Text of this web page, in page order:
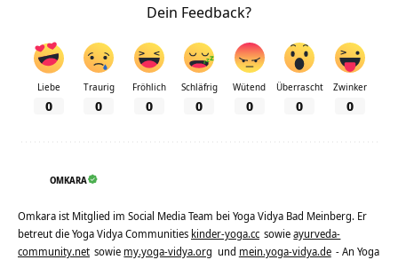
Dein Feedback?
Liebe
0
Traurig
0
Fröhlich
0
Schläfrig
0
Wütend
0
Überrascht
0
Zwinker
0
OMKARA
Omkara ist Mitglied im Social Media Team bei Yoga Vidya Bad Meinberg. Er
betreut die Yoga Vidya Communities kinder-yoga.cc sowieayurveda-
community.net sowie my.yoga-vidya.org und mein.yoga-vidya.de - An Yoga